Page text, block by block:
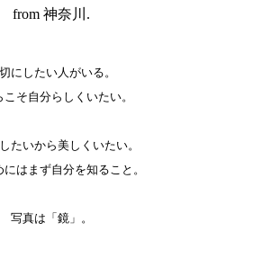
from 神奈川.
にしたい人がいる。
こそ自分らしくいたい。
たいから美しくいたい。
にはまず自分を知ること。
写真は「鏡」。